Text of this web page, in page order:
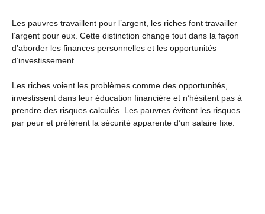
Les pauvres travaillent pour l’argent, les riches font travailler
l’argent pour eux. Cette distinction change tout dans la façon
d’aborder les finances personnelles et les opportunités
d’investissement.
Les riches voient les problèmes comme des opportunités,
investissent dans leur éducation financière et n’hésitent pas à
prendre des risques calculés. Les pauvres évitent les risques
par peur et préfèrent la sécurité apparente d’un salaire fixe.